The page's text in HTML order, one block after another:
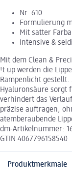
Nr. 610
Formulierung
Mit satter
Intensive &
Mit dem Clean &
!t up werden die
Rampenlicht gestellt.
Hyaluronsäure sorgt
verhindert das
präzise auftragen,
atemberaubende
dm-Artikelnummer:
GTIN 4067796158540
Produktmerkmale